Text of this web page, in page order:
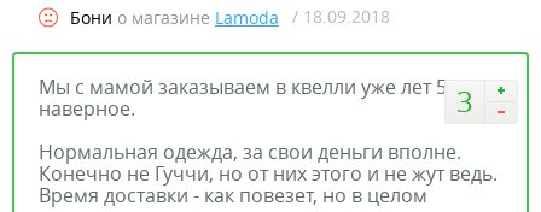
Бони о магазине Lamoda / 18.09.2018
3
Мы с мамой заказываем в квелли уже лет 5
наверное.
Нормальная одежда, за свои деньги вполне.
Конечно не Гуччи, но от них этого и не жут ведь.
Время доставки - как повезет, но в целом